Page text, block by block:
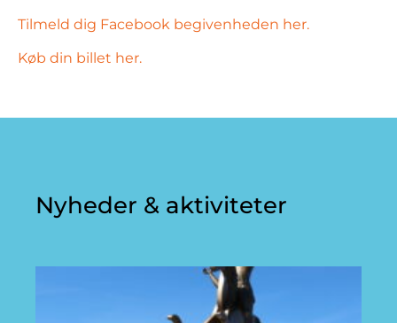
Tilmeld dig Facebook begivenheden her.
Køb din billet her.
Nyheder & aktiviteter